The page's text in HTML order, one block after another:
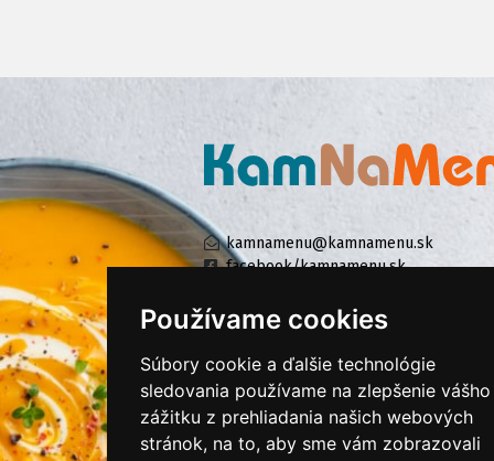
Používame cookies
Súbory cookie a ďalšie technológie
sledovania používame na zlepšenie vášho
zážitku z prehliadania našich webových
stránok, na to, aby sme vám zobrazovali
kamnamenu@kamnamenu.sk
facebook/kamnamenu.sk
KONTAKTUJTE NÁS
PRIHLÁSIŤ SA DO ZÁKAZNÍCKEJ ZÓNY